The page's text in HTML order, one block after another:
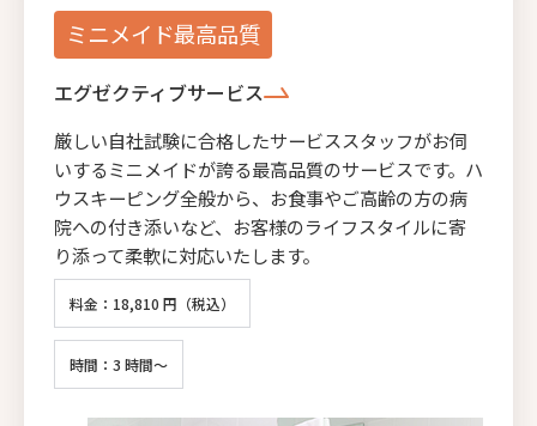
ミニメイド最高品質
エグゼクティブサービス
厳しい自社試験に合格したサービススタッフがお伺
いするミニメイドが誇る最高品質のサービスです。ハ
ウスキーピング全般から、お食事やご高齢の方の病
院への付き添いなど、お客様のライフスタイルに寄
り添って柔軟に対応いたします。
料金：18,810 円（税込）
時間：3 時間～